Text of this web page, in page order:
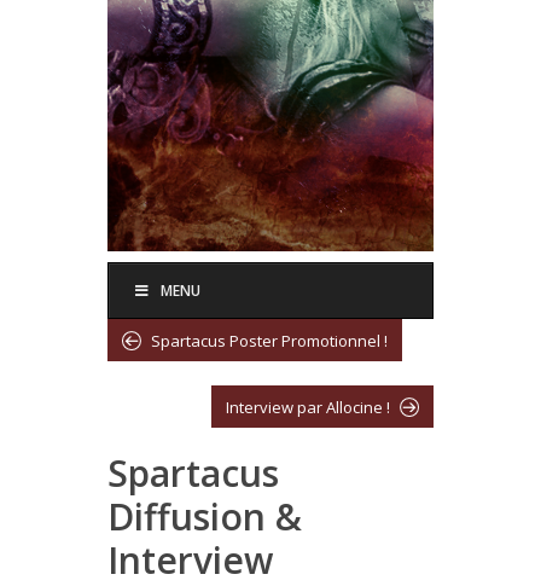
MENU
Spartacus Poster Promotionnel !
Interview par Allocine !
Spartacus
Diffusion &
Interview